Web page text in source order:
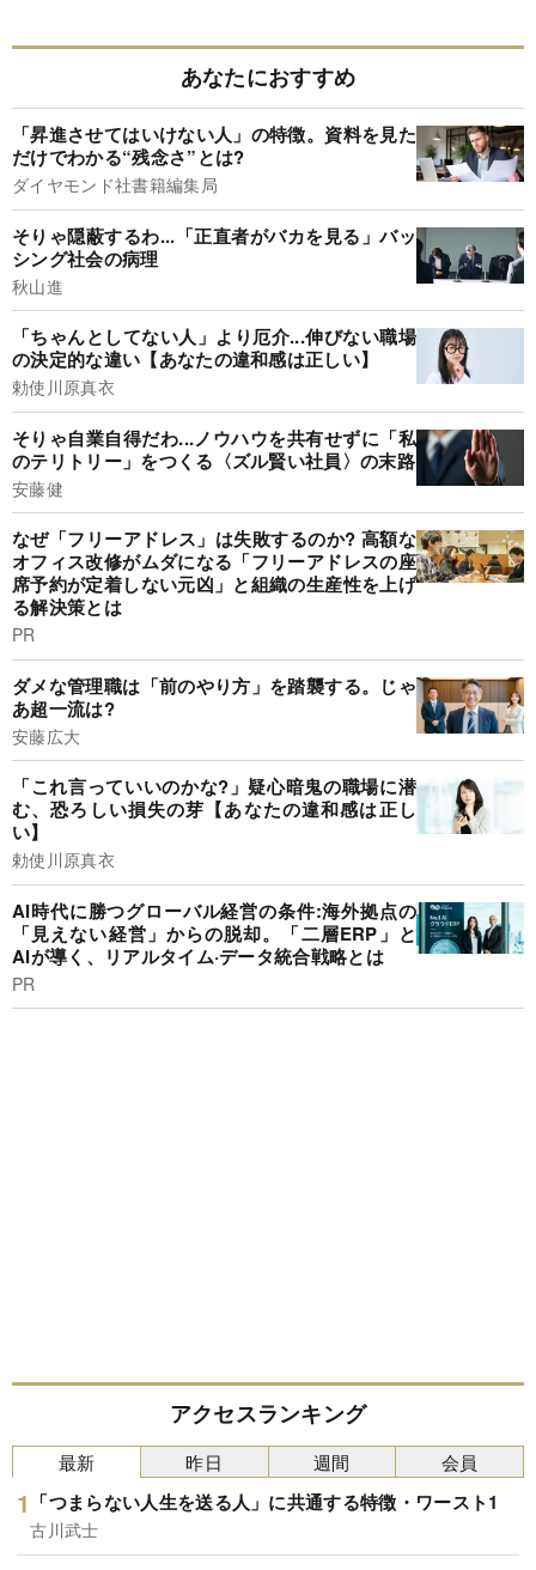
あなたにおすすめ
「昇進させてはいけない人」の特徴。資料を見た
だけでわかる“残念さ”とは?
ダイヤモンド社書籍編集局
そりゃ隠蔽するわ...「正直者がバカを見る」バッ
シング社会の病理
秋山進
「ちゃんとしてない人」より厄介...伸びない職場
の決定的な違い【あなたの違和感は正しい】
勅使川原真衣
そりゃ自業自得だわ...ノウハウを共有せずに「私
のテリトリー」をつくる〈ズル賢い社員〉の末路
安藤健
なぜ「フリーアドレス」は失敗するのか? 高額な
オフィス改修がムダになる「フリーアドレスの座
席予約が定着しない元凶」と組織の生産性を上げ
る解決策とは
PR
ダメな管理職は「前のやり方」を踏襲する。じゃ
あ超一流は?
安藤広大
「これ言っていいのかな?」疑心暗鬼の職場に潜
む、恐ろしい損失の芽【あなたの違和感は正し
い】
勅使川原真衣
AI時代に勝つグローバル経営の条件:海外拠点の
「見えない経営」からの脱却。「二層ERP」と
AIが導く、リアルタイム·データ統合戦略とは
PR
アクセスランキング
最新
「つまらない人生を送る人」に共通する特徴・ワースト1
古川武士
昨日 週間 会員